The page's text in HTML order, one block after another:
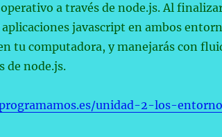
a través de node.js. Al
javascript en ambos
tu computadora, y manejarás con
de node.js.
unidad-2-los-